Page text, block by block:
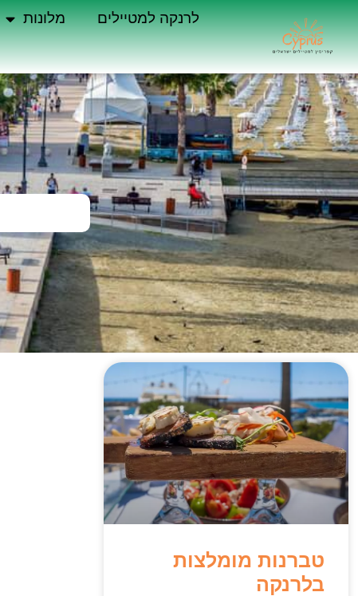
לרנקה למטיילים מלונות
טברנות מומלצות
בלרנקה